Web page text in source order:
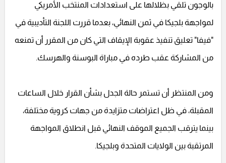
بالوجون تلقي بظلالها على استعدادات المنتخب الأمريكي
لمواجهة بلجيكا في ثمن النهائي، بعدما قررت اللجنة التأديبية في
"فيفا" تعليق تنفيذ عقوبة الإيقاف التي كان من المقرر أن تمنعه
من المشاركة عقب طرده في مباراة البوسنة والهرسك.
ومن المنتظر أن تستمر حالة الجدل بشأن القرار خلال الساعات
المقبلة، في ظل اعتراضات متزايدة من جهات كروية مختلفة،
بينما يترقب الجميع الموقف النهائي قبل انطلاق المواجهة
المرتقبة بين الولايات المتحدة وبلجيكا.